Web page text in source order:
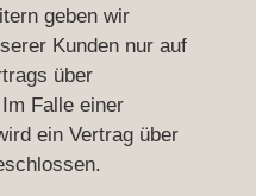
geben wir
Kunden nur auf
über
Falle einer
ein Vertrag über